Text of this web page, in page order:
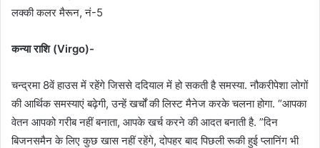
लक्की कलर मैरून, नं-5
कन्या राशि (Virgo)-
चन्द्रमा 8वें हाउस में रहेंगे जिससे ददियाल में हो सकती है समस्या. नौकरीपेशा लोगों
की आर्थिक समस्याएं बढ़ेगी, उन्हें खर्चों की लिस्ट मैनेज करके चलना होगा. “आपका
वेतन आपको गरीब नहीं बनाता, आपके खर्च करने की आदत बनाती है. ”दिन
बिजनसमैन के लिए कुछ खास नहीं रहेंगे, दोपहर बाद पिछली रूकी हुई प्लानिंग भी